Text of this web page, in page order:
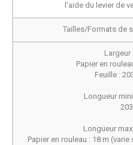
l'aide du levier de
Tailles/Formats de
Papier en
Feuille :
Longueur
Longueur
Papier en rouleau : 18 m